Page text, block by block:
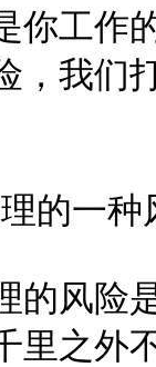
你工作
，我们
的一种
的风险
里之外